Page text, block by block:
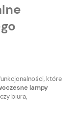
które
lampy
biura,